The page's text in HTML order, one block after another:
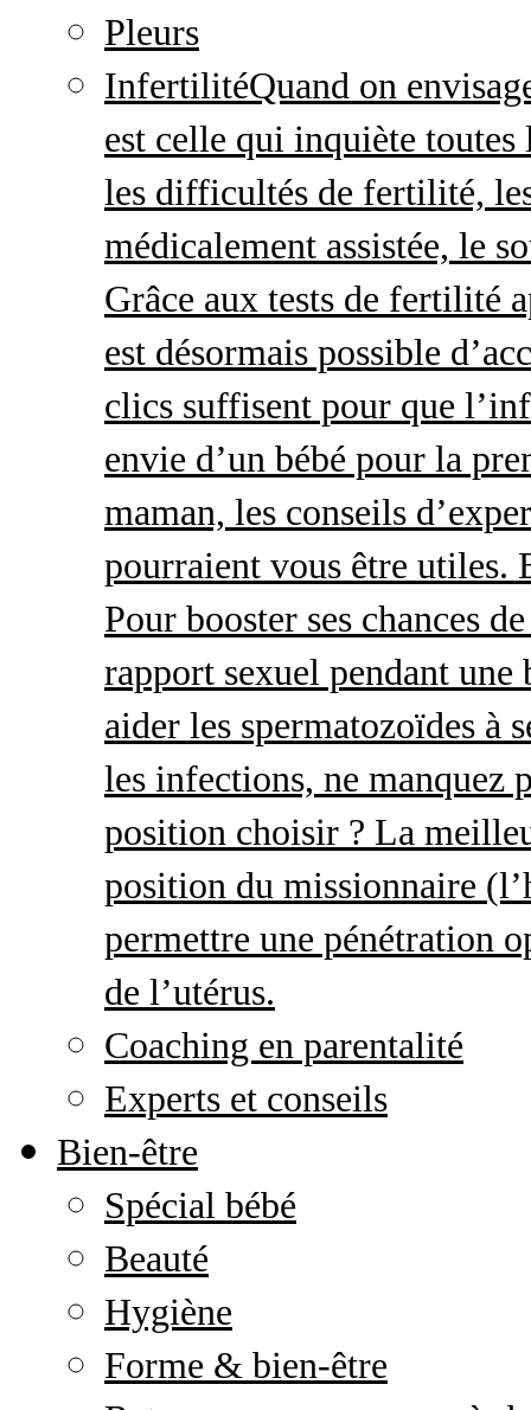
Pleurs
InfertilitéQuand on
est celle qui inquiète
les difficultés de fertilité,
médicalement assistée, le
Grâce aux tests de fertilité
est désormais possible
clics suffisent pour que
envie d’un bébé pour la
maman, les conseils
pourraient vous être utiles.
Pour booster ses chances
rapport sexuel pendant
aider les spermatozoïdes à
les infections, ne manquez
position choisir ? La
position du missionnaire
permettre une pénétration
de l’utérus.
Coaching en parentalité
Experts et conseils
Bien-être
Spécial bébé
Beauté
Hygiène
Forme & bien-être